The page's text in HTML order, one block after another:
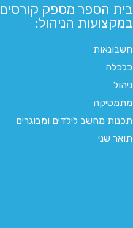
בית הספר מספק קורסים
במקצועות הניהול:
חשבונאות
כלכלה
ניהול
מתמטיקה
תכנות מחשב לילדים ומבוגרים
תואר שני